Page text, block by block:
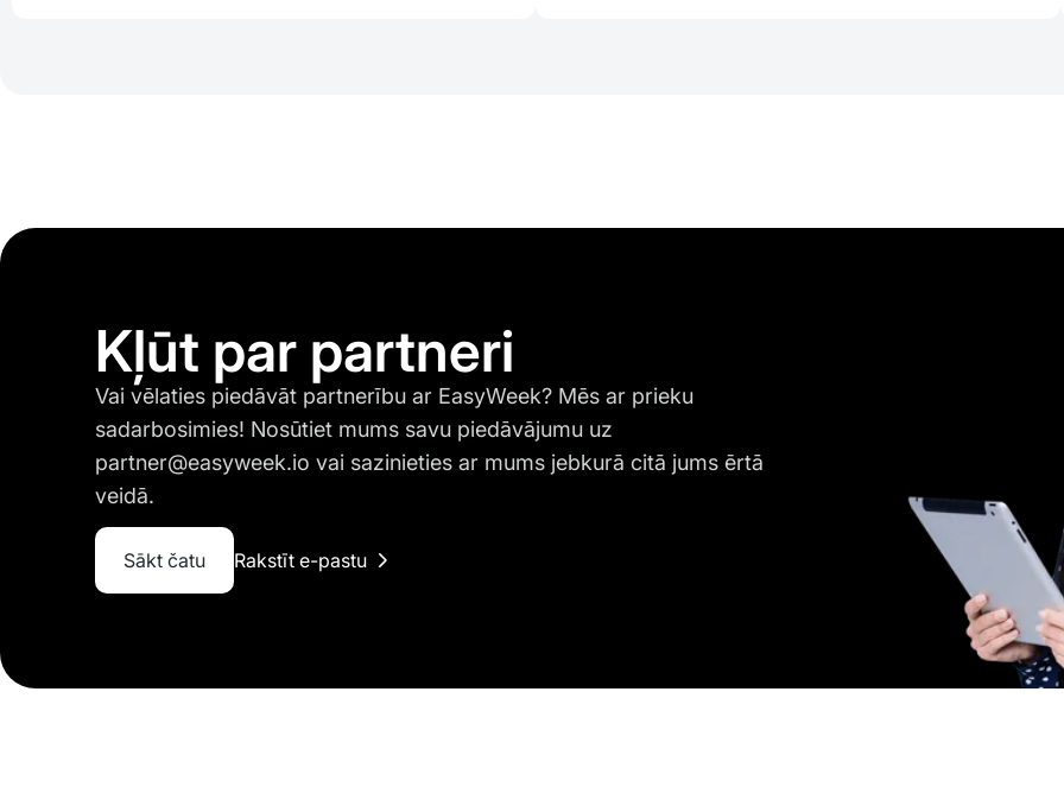
Kļūt par partneri
Vai vēlaties piedāvāt partnerību ar EasyWeek? Mēs ar prieku
sadarbosimies! Nosūtiet mums savu piedāvājumu uz
partner@easyweek.io vai sazinieties ar mums jebkurā citā jums ērtā
veidā.
Sākt čatu Rakstīt e-pastu